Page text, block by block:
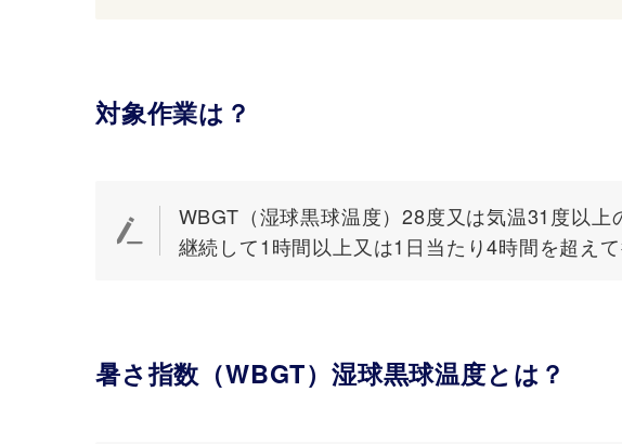
対象作業は？
WBGT（湿球黒球温度）28度又は気温31度以上
継続して1時間以上又は1日当たり4時間を超え
暑さ指数（WBGT）湿球黒球温度とは ？